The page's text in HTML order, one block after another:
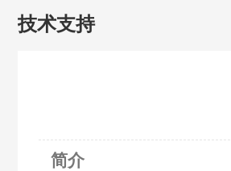
技术支持
简介